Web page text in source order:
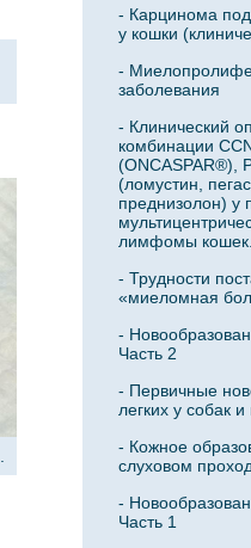
- Карцинома
у кошки
-
заболевания
- Клинический
комбинации
(ONCASPAR®),
(ломустин,
преднизолон) у
лимфомы кошек.
- Трудности
«миеломная
-
Часть 2
- Первичные
легких у собак
- Кожное
слуховом
-
Часть 1